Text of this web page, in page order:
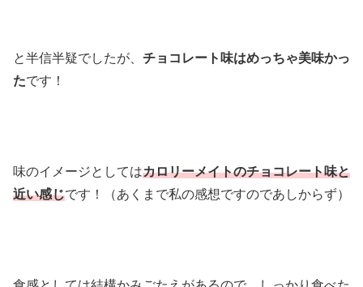
と半信半疑でしたが、 チョコレート味はめっちゃ美味かっ
たです！
味のイメージとしてはカロリーメイトのチョコレート味と
近い感じです！（あくまで私の感想ですのであしからず）